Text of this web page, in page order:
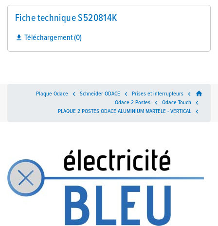
Fiche technique S520814K
 Téléchargement (0)
home

Prises et interrupteurs

Schneider ODACE

Plaque Odace

Odace Touch

Odace 2 Postes

PLAQUE 2 POSTES ODACE ALUMINIUM MARTELE - VERTICAL